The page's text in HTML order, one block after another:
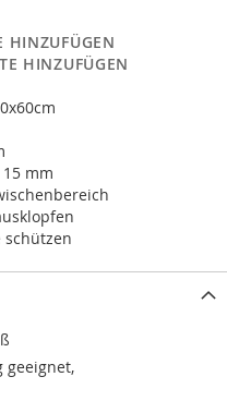
HINZUFÜGEN
HINZUFÜGEN
mm
schützen
geeignet,